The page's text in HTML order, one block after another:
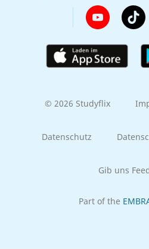
© 2026 Studyflix
Datenschutz
Gib uns
Part of the